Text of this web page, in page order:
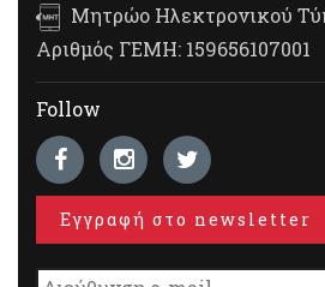
Μητρώο Ηλεκτρονικού
Αριθμός ΓΕΜΗ: 159656107001
Follow
Εγγραφή στο newsletter